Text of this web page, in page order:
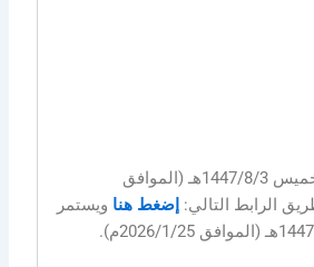
بدأ التقديم اليوم الخميس 1447/8/3هـ (الموافق
إضغط هنا ويستمر